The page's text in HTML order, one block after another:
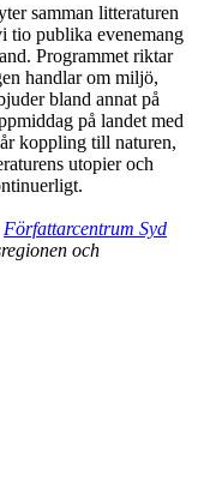
samman litteraturen
tio publika evenemang
Programmet riktar
handlar om miljö,
bland annat på
på landet med
koppling till naturen,
utopier och
Författarcentrum Syd
och